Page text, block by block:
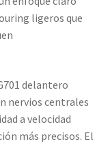
ligeros que
delantero
nervios centrales
a velocidad
más precisos. El